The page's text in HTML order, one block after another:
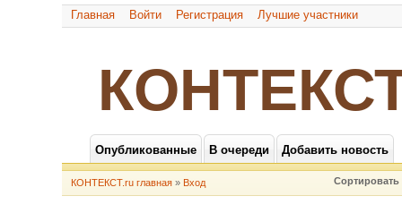
Главная Войти Регистрация Лучшие участники
Опубликованные В очереди Добавить новость
КОНТЕКСТ.ru главная » Вход